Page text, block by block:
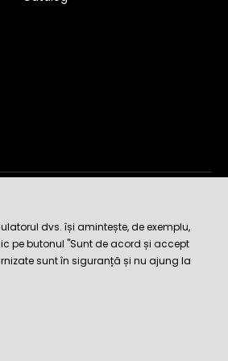
dvs. își amintește, de exemplu,
pe butonul "Sunt de acord și accept
sunt în siguranță și nu ajung la